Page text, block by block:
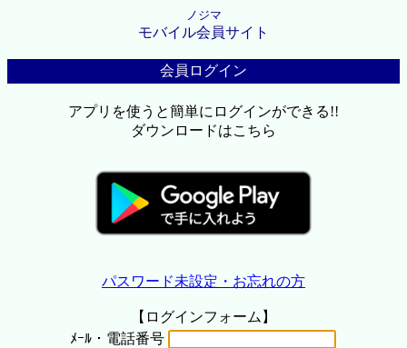
ノジマ
モバイル会員サイト
会員ログイン
アプリを使うと簡単にログインができる!!
ダウンロードはこちら
パスワード未設定・お忘れの方
【ログインフォーム】
ﾒｰﾙ・電話番号